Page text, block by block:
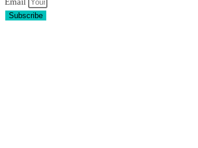
Subscribe